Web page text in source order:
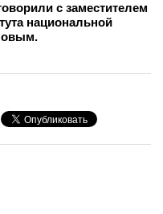
с заместителем
национальной